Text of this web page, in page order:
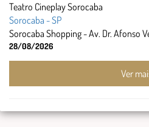
Teatro Cineplay Sorocaba
Sorocaba - SP
Sorocaba Shopping - Av. Dr. Afonso
28/08/2026
Ver